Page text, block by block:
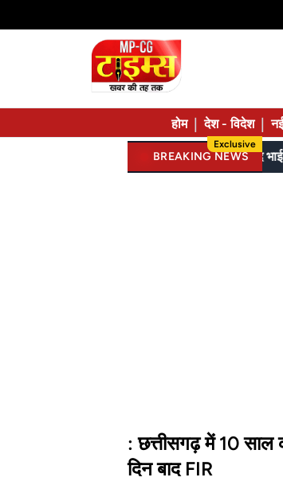
होम देश - विदेश
BREAKING NEWS
Exclusive
: छत्तीसगढ़ में 10 साल
दिन बाद FIR